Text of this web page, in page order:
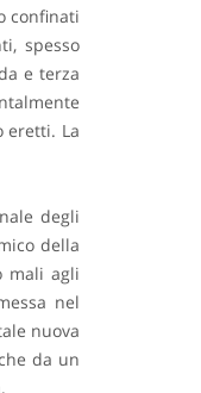
confinati
spesso
e terza
eretti. La
degli
della
mali agli
nel
nuova
da un